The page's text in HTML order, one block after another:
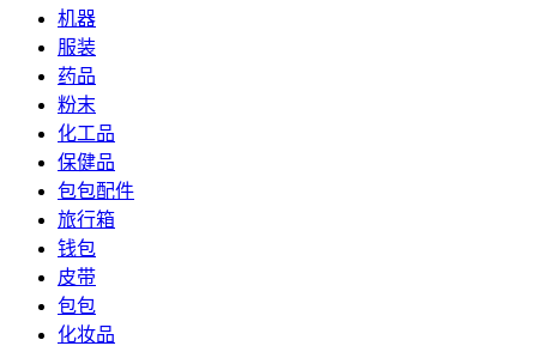
机器
服装
药品
粉末
化工品
保健品
包包配件
旅行箱
钱包
皮带
包包
化妆品